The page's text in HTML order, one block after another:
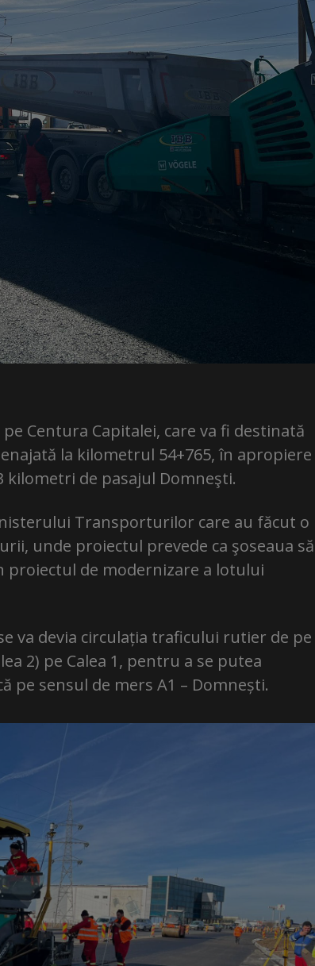
Centura Capitalei, care va fi destinată
la kilometrul 54+765, în apropiere
kilometri de pasajul Domneşti.
Transporturilor care au făcut o
unde proiectul prevede ca şoseaua să
de modernizare a lotului
va devia circulația traficului rutier de pe
2) pe Calea 1, pentru a se putea
sensul de mers A1 – Domnești.